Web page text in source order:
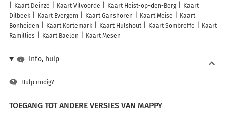
Kaart Deinze
Kaart Vilvoorde Kaart Heist-op-den-Berg
Kaart
Dilbeek
Kaart Evergem Kaart Ganshoren Kaart Meise
Kaart
Bonheiden
Kaart Kortemark Kaart Hulshout Kaart Sombreffe
Kaart
Ramillies
Kaart Baelen Kaart Mesen
Info, hulp
Hulp nodig?
TOEGANG TOT ANDERE VERSIES VAN MAPPY
France